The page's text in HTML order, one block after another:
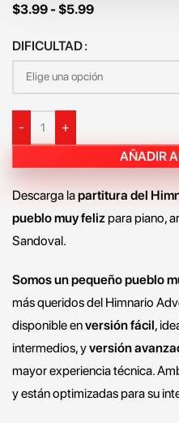
$3.99 - $5.99
DIFICULTAD
-
+
AÑADIR
Descarga lapartitura del
pueblo muy felizpara piano,
Sandoval.
Somos un pequeño pueblo
más queridos del Himnario
disponible enversión fácil,
intermedios, yversión
mayor experiencia técnica.
y están optimizadas para su